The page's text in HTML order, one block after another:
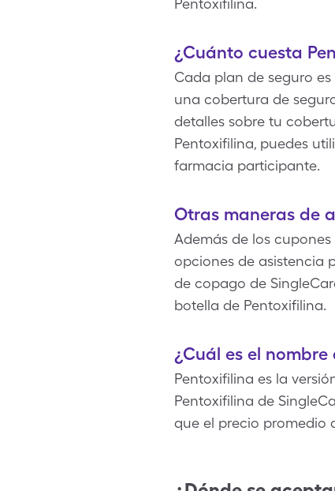
Pentoxifilina.
¿Cuánto cuesta
Cada plan de seguro
una cobertura de
detalles sobre tu
Pentoxifilina, puedes
farmacia participante.
Otras maneras de
Además de los
opciones de asistencia
de copago de
botella de Pentoxifilina.
¿Cuál es el
Pentoxifilina es la
Pentoxifilina de
que el precio promedio